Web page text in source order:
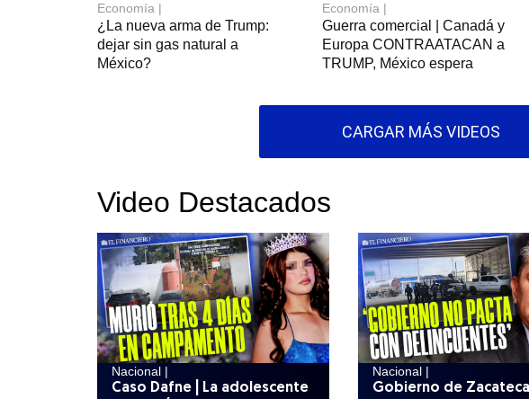
Economía |
¿La nueva arma de Trump:
dejar sin gas natural a
México?
Economía |
Guerra comercial | Canadá y
Europa CONTRAATACAN a
TRUMP, México espera
CARGAR MÁS VIDEOS
Video Destacados
Nacional |
Caso Dafne | La adolescente
Nacional |
Gobierno de